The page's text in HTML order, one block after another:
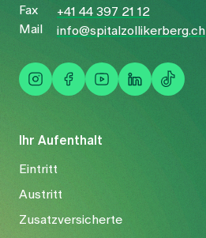
Ihr Aufenthalt
Eintritt
Austritt
Zusatzversicherte
Fax
+41 44 397 21 12
Mail
info@spitalzollikerberg.ch